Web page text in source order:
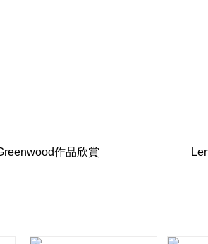
作品欣賞